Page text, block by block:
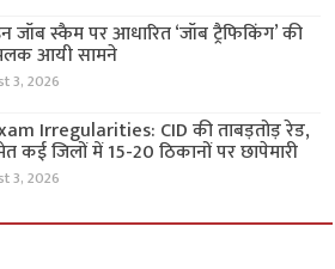
जॉब स्कैम पर आधारित ‘जॉब ट्रैफिकिंग’ की
आयी सामने
3, 2026
Irregularities: CID की ताबड़तोड़ रेड,
कई जिलों में 15-20 ठिकानों पर छापेमारी
3, 2026